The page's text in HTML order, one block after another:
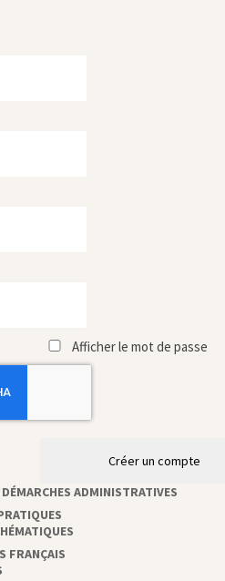
Afficher le mot de passe
Créer un compte
ADMINISTRATIVES
FRANÇAIS